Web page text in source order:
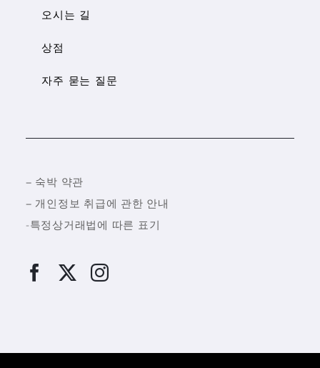
오시는 길
상점
자주 묻는 질문
– 숙박 약관
– 개인정보 취급에 관한 안내
-특정상거래법에 따른 표기